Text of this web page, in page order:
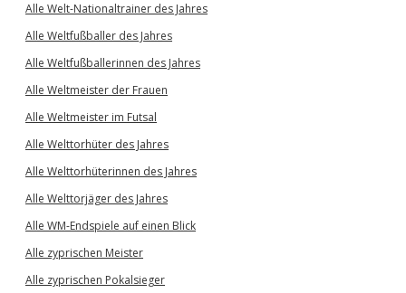
Alle Welt-Nationaltrainer des Jahres
Alle Weltfußballer des Jahres
Alle Weltfußballerinnen des Jahres
Alle Weltmeister der Frauen
Alle Weltmeister im Futsal
Alle Welttorhüter des Jahres
Alle Welttorhüterinnen des Jahres
Alle Welttorjäger des Jahres
Alle WM-Endspiele auf einen Blick
Alle zyprischen Meister
Alle zyprischen Pokalsieger